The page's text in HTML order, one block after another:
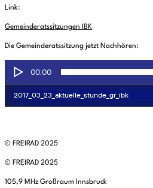
Link:
Gemeinderatssitzungen IBK
Die Gemeinderatssitzung jetzt Nachhören:
© FREIRAD 2025
© FREIRAD 2025
105,9 MHz Großraum Innsbruck